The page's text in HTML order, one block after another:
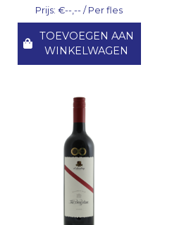
Prijs: €--,-- / Per fles
TOEVOEGEN AAN
WINKELWAGEN